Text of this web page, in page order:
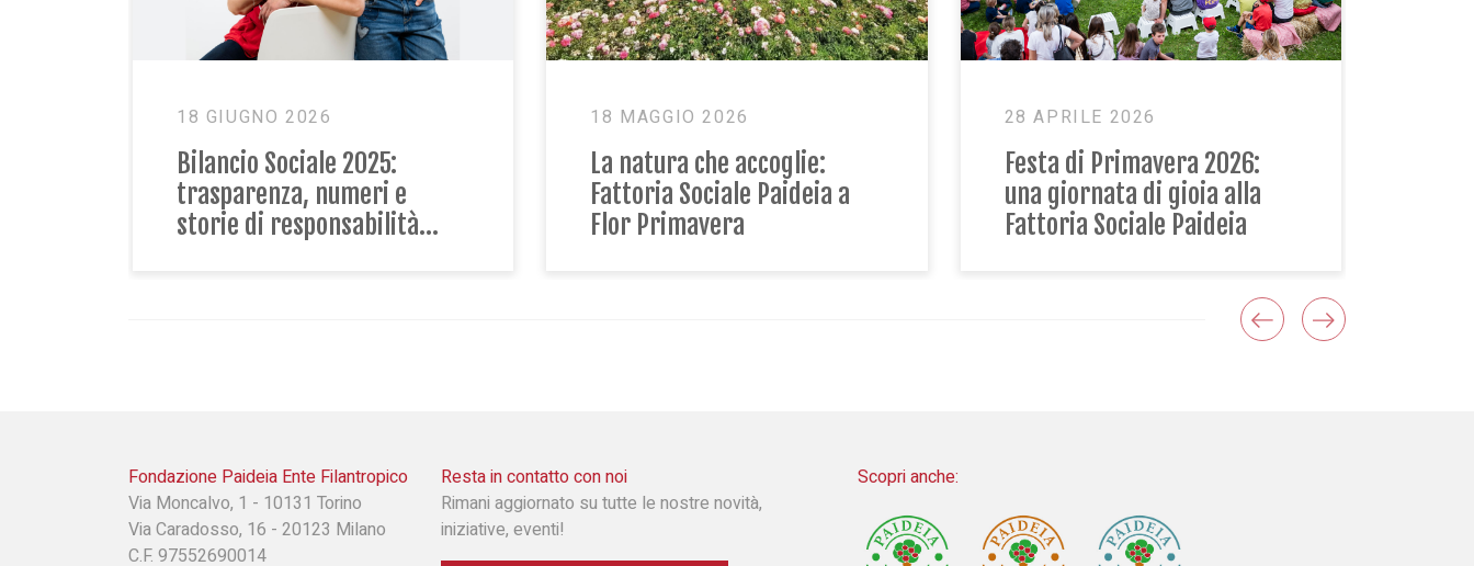
20 APRILE 2026
Il gruppo mamme: uno
spazio di condivisione e
crescita
17 MARZO 2026
Festeggiamo la primavera
insieme in Fattoria Paideia!
17 MARZO 2026
Caregiver familiari: in
Senato un incontro per
passare “dai bisogni ai
Fondazione Paideia Ente Filantropico
Via Moncalvo, 1 - 10131 Torino
Via Caradosso, 16 - 20123 Milano
C.F. 97552690014
Resta in contatto con noi
Rimani aggiornato su tutte le nostre novità,
iniziative, eventi!
Scopri anche: